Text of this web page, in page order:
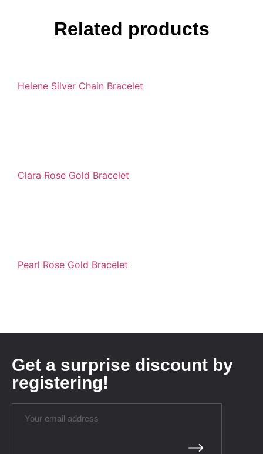
Related products
Helene Silver Chain Bracelet
Clara Rose Gold Bracelet
Pearl Rose Gold Bracelet
Get a surprise discount by
registering!